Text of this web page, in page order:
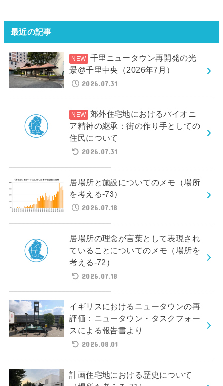
最近の記事
千里ニュータウン再開発の光
景@千里中央（2026年7月）
2026.07.31
郊外住宅地におけるパイオニ
ア精神の継承：街の作り手としての
住民について
2026.07.31
居場所と施設についてのメモ（場所
を考える-73）
2026.07.18
居場所の理念が言葉として表現され
ていることについてのメモ（場所を
考える-72）
2026.07.18
イギリスにおけるニュータウンの再
評価：ニュータウン・タスクフォー
スによる報告書より
2026.08.01
計画住宅地における歴史について